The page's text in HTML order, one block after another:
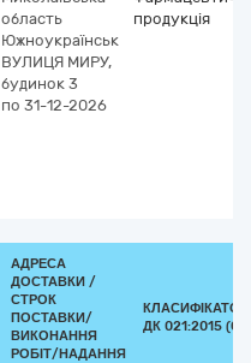
область
Южноукраїнськ
ВУЛИЦЯ МИРУ,
будинок 3
по 31-12-2026
продукція
АДРЕСА
ДОСТАВКИ /
СТРОК
ПОСТАВКИ/
ВИКОНАННЯ
РОБІТ/НАДАННЯ
КЛАСИФІКАТОР
ДК 021:2015